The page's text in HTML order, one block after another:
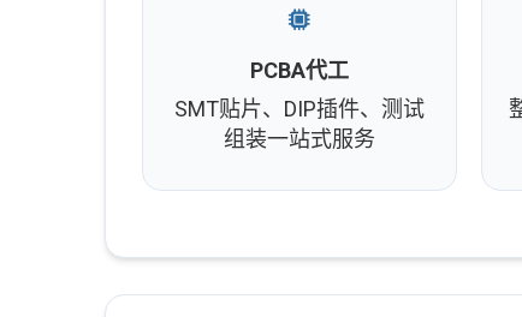
PCBA代工
SMT贴片、DIP插件、测试
组装一站式服务